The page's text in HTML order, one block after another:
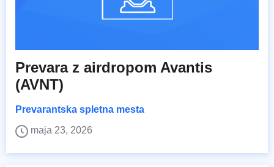
Prevara z airdropom Avantis
(AVNT)
Prevarantska spletna mesta
maja 23, 2026